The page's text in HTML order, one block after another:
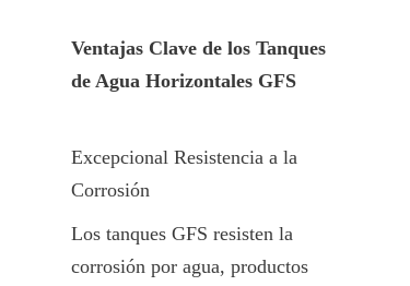
Ventajas Clave de los Tanques
de Agua Horizontales GFS
Excepcional Resistencia a la
Corrosión
Los tanques GFS resisten la
corrosión por agua, productos